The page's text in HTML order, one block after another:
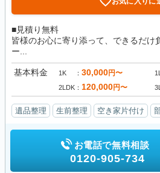
■見積り無料
皆様のお心に寄り添って、できるだけ
ー...
基本料金 1K 30,000円〜
2LDK 120,000円〜
遺品整理 生前整理 空き家片付け
お電話で無料相談
0120-905-734